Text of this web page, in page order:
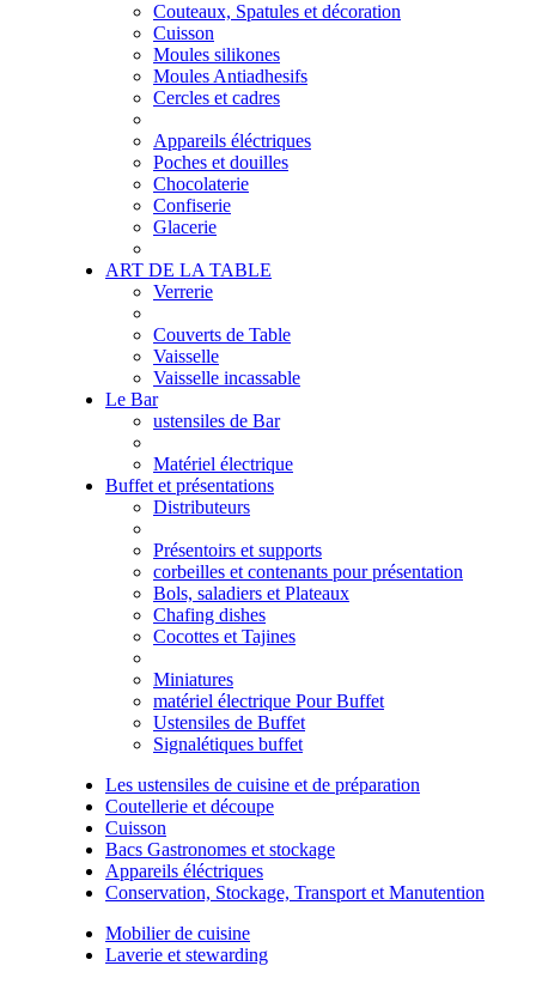
Couteaux, Spatules et décoration
Cuisson
Moules silikones
Moules Antiadhesifs
Cercles et cadres
Appareils éléctriques
Poches et douilles
Chocolaterie
Confiserie
Glacerie
ART DE LA TABLE
Verrerie
Couverts de Table
Vaisselle
Vaisselle incassable
Le Bar
ustensiles de Bar
Matériel électrique
Buffet et présentations
Distributeurs
Présentoirs et supports
corbeilles et contenants pour présentation
Bols, saladiers et Plateaux
Chafing dishes
Cocottes et Tajines
Miniatures
matériel électrique Pour Buffet
Ustensiles de Buffet
Signalétiques buffet
Les ustensiles de cuisine et de préparation
Coutellerie et découpe
Cuisson
Bacs Gastronomes et stockage
Appareils éléctriques
Conservation, Stockage, Transport et Manutention
Mobilier de cuisine
Laverie et stewarding